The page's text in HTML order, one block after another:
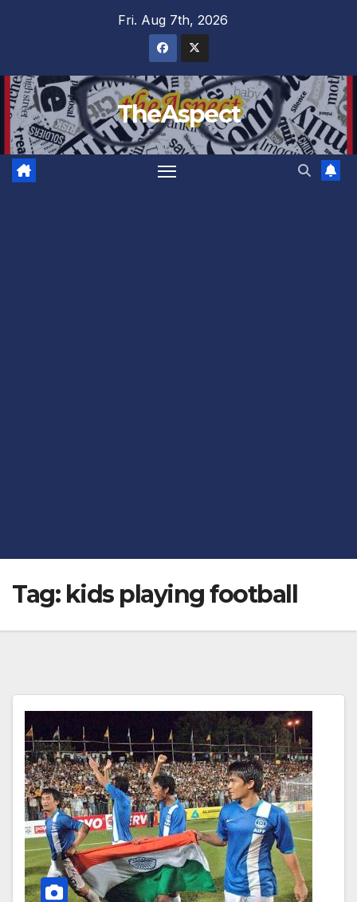
Fri. Aug 7th, 2026
TheAspect
Tag: kids playing football